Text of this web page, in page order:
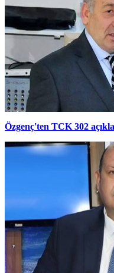
Özgenç'ten TCK 302